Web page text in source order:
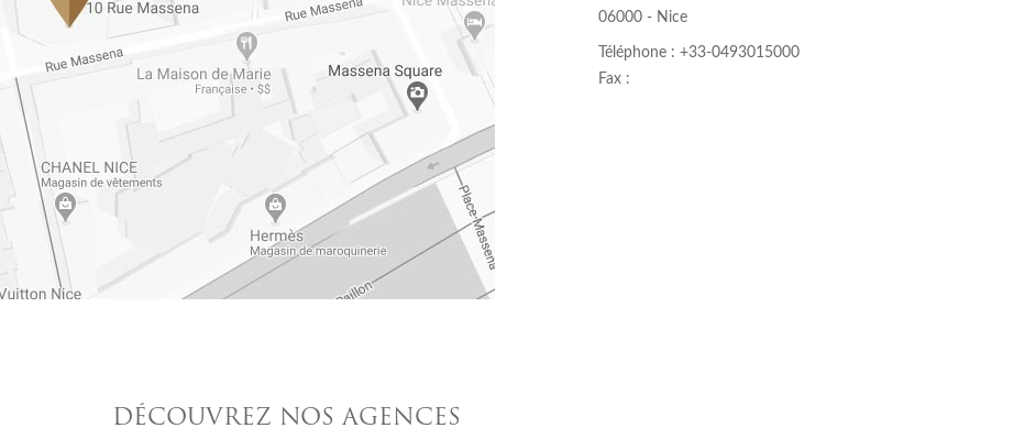
06000 - Nice
Téléphone : +33-0493015000
Fax :
DÉCOUVREZ NOS AGENCES